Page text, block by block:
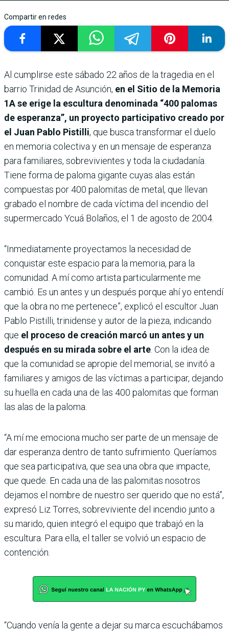
Compartir en redes
Al cumplirse este sábado 22 años de la tragedia en el
barrio Trinidad de Asunción, en el Sitio de la Memoria
1A se erige la escultura denominada “400 palomas
de esperanza”, un proyecto participativo creado por
el Juan Pablo Pistilli, que busca transformar el duelo
en memoria colectiva y en un mensaje de esperanza
para familiares, sobrevivientes y toda la ciudadanía.
Tiene forma de paloma gigante cuyas alas están
compuestas por 400 palomitas de metal, que llevan
grabado el nombre de cada víctima del incendio del
supermercado Ycuá Bolaños, el 1 de agosto de 2004.
“Inmediatamente proyectamos la necesidad de
conquistar este espacio para la memoria, para la
comunidad. A mí como artista particularmente me
cambió. Es un antes y un después porque ahí yo entendí
que la obra no me pertenece”, explicó el escultor Juan
Pablo Pistilli, trinidense y autor de la pieza, indicando
que el proceso de creación marcó un antes y un
después en su mirada sobre el arte . Con la idea de
que la comunidad se apropie del memorial, se invitó a
familiares y amigos de las víctimas a participar, dejando
su huella en cada una de las 400 palomitas que forman
las alas de la paloma.
“A mí me emociona mucho ser parte de un mensaje de
dar esperanza dentro de tanto sufrimiento. Queríamos
que sea participativa, que sea una obra que impacte,
que quede. En cada una de las palomitas nosotros
dejamos el nombre de nuestro ser querido que no está”,
expresó Liz Torres, sobreviviente del incendio junto a
su marido, quien integró el equipo que trabajó en la
escultura. Para ella, el taller se volvió un espacio de
contención.
“Cuando venía la gente a dejar su marca escuchábamos